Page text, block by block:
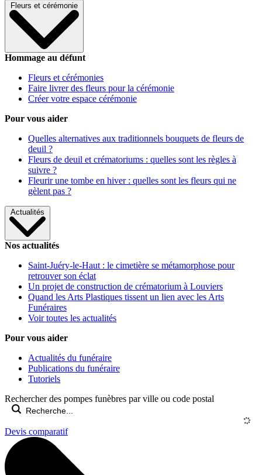
Fleurs et cérémonie
Hommage au défunt
Fleurs et cérémonies
Faire livrer des fleurs pour la cérémonie
Créer votre espace cérémonie
Pour vous aider
Quelles alternatives aux traditionnels bouquets de fleurs de
deuil ?
Fleurs de deuil et crématoriums : quelles sont les règles à
suivre ?
Fleurir une tombe en hiver : quelles sont les fleurs qui ne
gèlent pas ?
Actualités
Nos actualités
Saint-Juéry-le-Haut : le cimetière se métamorphose pour
retrouver son éclat
Un projet de construction de crématorium à Louviers
Quand les Arts Plastiques tissent un lien avec les Arts
Funéraires
Voir toutes les actualités
Pour vous aider
Actualités du funéraire
Publications du funéraire
Tutoriels
Rechercher des pompes funèbres par ville ou code postal
Devis comparatif